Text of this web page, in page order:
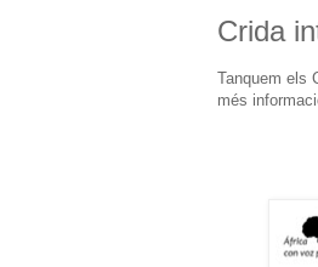
Crida
Tanquem els
més